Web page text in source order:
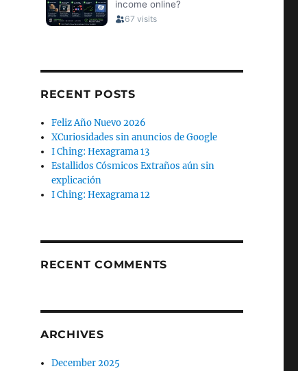
RECENT POSTS
Feliz Año Nuevo 2026
XCuriosidades sin anuncios de Google
I Ching: Hexagrama 13
Estallidos Cósmicos Extraños aún sin
explicación
I Ching: Hexagrama 12
RECENT COMMENTS
ARCHIVES
December 2025